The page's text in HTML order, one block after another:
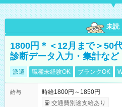
未読
1800円＊＜12月まで＞50
診断データ入力・集計など
派遣 職種未経験OK ブランクOK
給与
時給1800円～1850円
交通費別途支給あり